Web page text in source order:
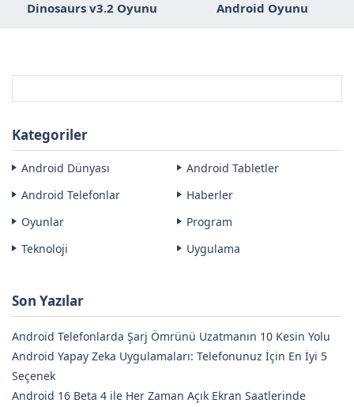
Dinosaurs v3.2 Oyunu
Android Oyunu
Kategoriler
Android Dünyası
Android Tabletler
Android Telefonlar
Haberler
Oyunlar
Program
Teknoloji
Uygulama
Son Yazılar
Android Telefonlarda Şarj Ömrünü Uzatmanın 10 Kesin Yolu
Android Yapay Zeka Uygulamaları: Telefonunuz İçin En İyi 5
Seçenek
Android 16 Beta 4 ile Her Zaman Açık Ekran Saatlerinde